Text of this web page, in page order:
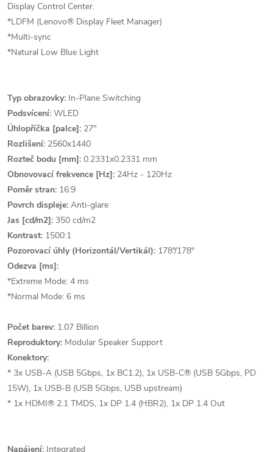
Display Control Center.
*LDFM (Lenovo® Display Fleet Manager)
*Multi-sync
*Natural Low Blue Light
Typ obrazovky: In-Plane Switching
Podsvícení: WLED
Úhlopříčka [palce]: 27"
Rozlišení: 2560x1440
Rozteč bodu [mm]: 0.2331x0.2331 mm
Obnovovací frekvence [Hz]: 24Hz - 120Hz
Poměr stran: 16:9
Povrch displeje: Anti-glare
Jas [cd/m2]: 350 cd/m2
Kontrast: 1500:1
Pozorovací úhly (Horizontál/Vertikál): 178°/178°
Odezva [ms]:
*Extreme Mode: 4 ms
*Normal Mode: 6 ms
Počet barev: 1.07 Billion
Reproduktory: Modular Speaker Support
Konektory:
* 3x USB-A (USB 5Gbps, 1x BC1.2), 1x USB-C® (USB 5Gbps, PD
15W), 1x USB-B (USB 5Gbps, USB upstream)
* 1x HDMI® 2.1 TMDS, 1x DP 1.4 (HBR2), 1x DP 1.4 Out
Napájení: Integrated